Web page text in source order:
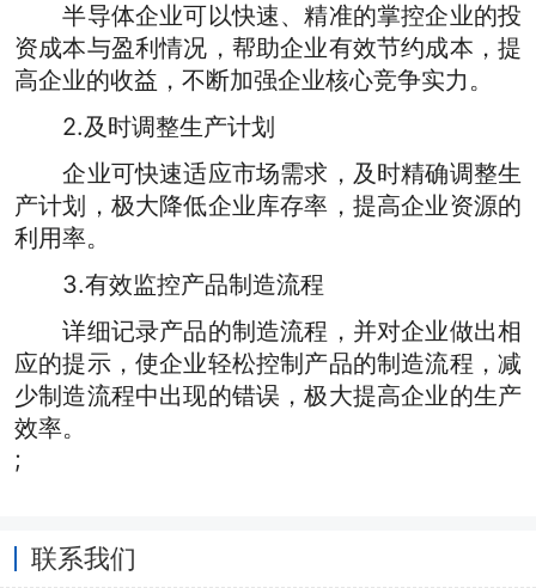
半导体企业可以快速、精准的掌控企业的投
资成本与盈利情况，帮助企业有效节约成本，提
高企业的收益，不断加强企业核心竞争实力。
2.及时调整生产计划
企业可快速适应市场需求，及时精确调整生
产计划，极大降低企业库存率，提高企业资源的
利用率。
3.有效监控产品制造流程
详细记录产品的制造流程，并对企业做出相
应的提示，使企业轻松控制产品的制造流程，减
少制造流程中出现的错误，极大提高企业的生产
效率。
;
联系我们